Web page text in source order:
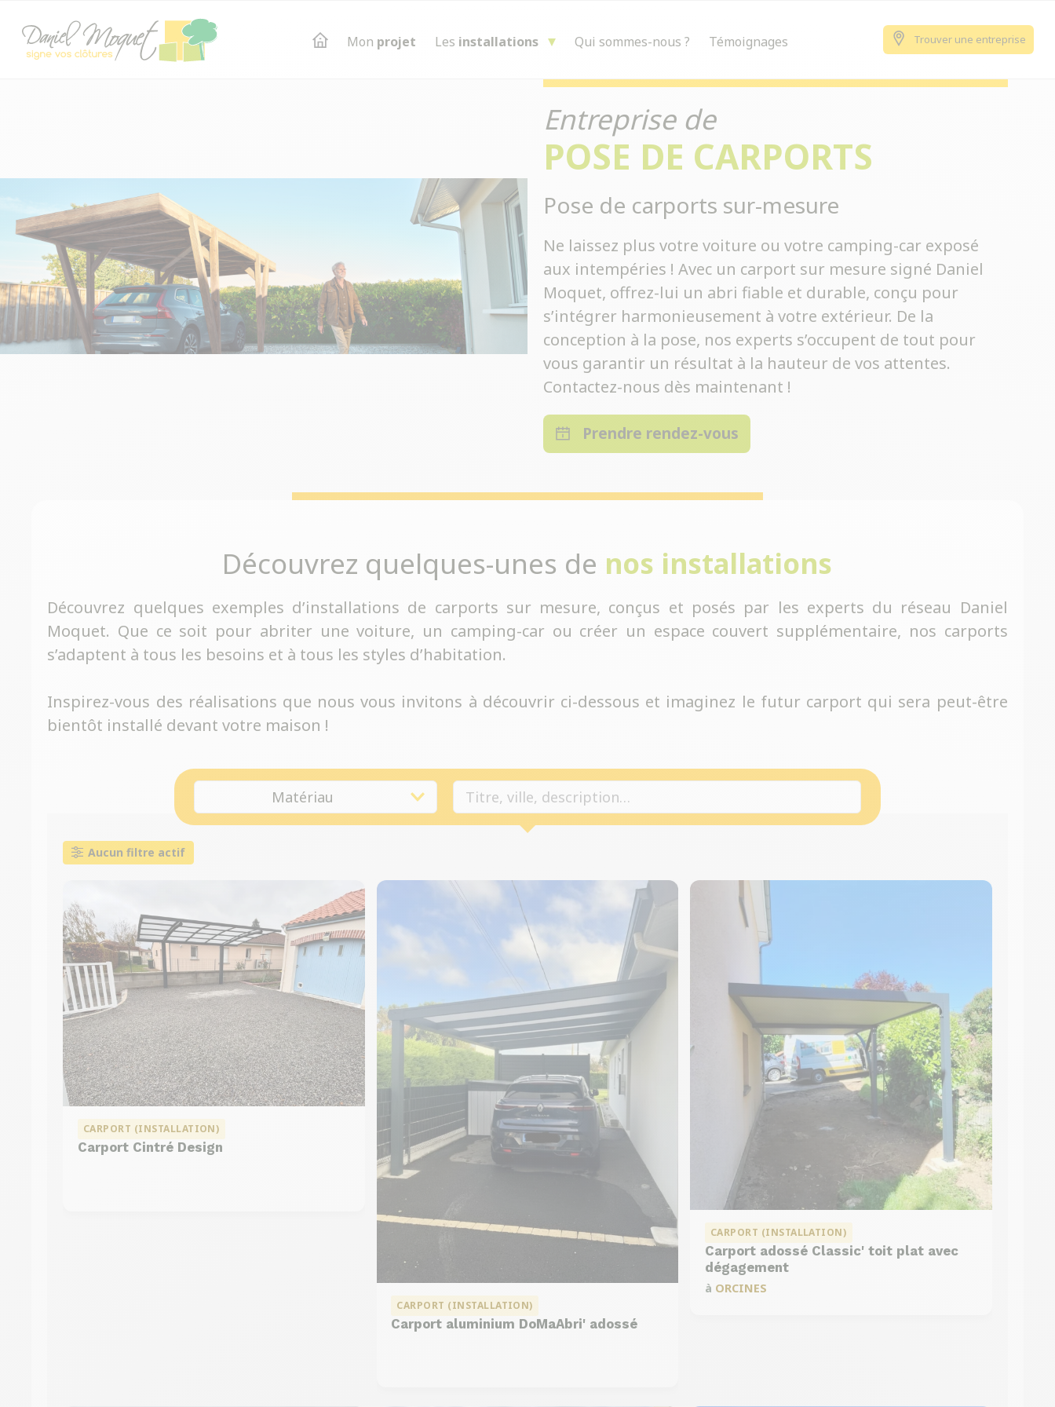
Mon projet Les installations Qui sommes-nous ? Témoignages Trouver une entreprise
Entreprise de
POSE DE CARPORTS
Pose de carports sur-mesure
Ne laissez plus votre voiture ou votre camping-car exposé
aux intempéries ! Avec un carport sur mesure signé Daniel
Moquet, offrez-lui un abri fiable et durable, conçu pour
s’intégrer harmonieusement à votre extérieur. De la
conception à la pose, nos experts s’occupent de tout pour
vous garantir un résultat à la hauteur de vos attentes.
Contactez-nous dès maintenant !
Prendre rendez-vous
Découvrez quelques-unes de nos installations
Découvrez quelques exemples d’installations de carports sur mesure, conçus et posés par les experts du réseau Daniel
Moquet. Que ce soit pour abriter une voiture, un camping-car ou créer un espace couvert supplémentaire, nos carports
s’adaptent à tous les besoins et à tous les styles d’habitation.
Inspirez-vous des réalisations que nous vous invitons à découvrir ci-dessous et imaginez le futur carport qui sera peut-être
bientôt installé devant votre maison !
Matériau
Aucun filtre actif
CARPORT (INSTALLATION)
Carport Cintré Design
CARPORT (INSTALLATION)
Carport aluminium DoMaAbri' adossé
CARPORT (INSTALLATION)
Carport adossé Classic' toit plat avec
dégagement
à ORCINES